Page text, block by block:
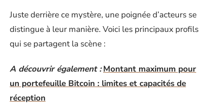
Juste derrière ce mystère, une poignée d’acteurs se
distingue à leur manière. Voici les principaux profils
qui se partagent la scène :
A découvrir également : Montant maximum pour
un portefeuille Bitcoin : limites et capacités de
réception